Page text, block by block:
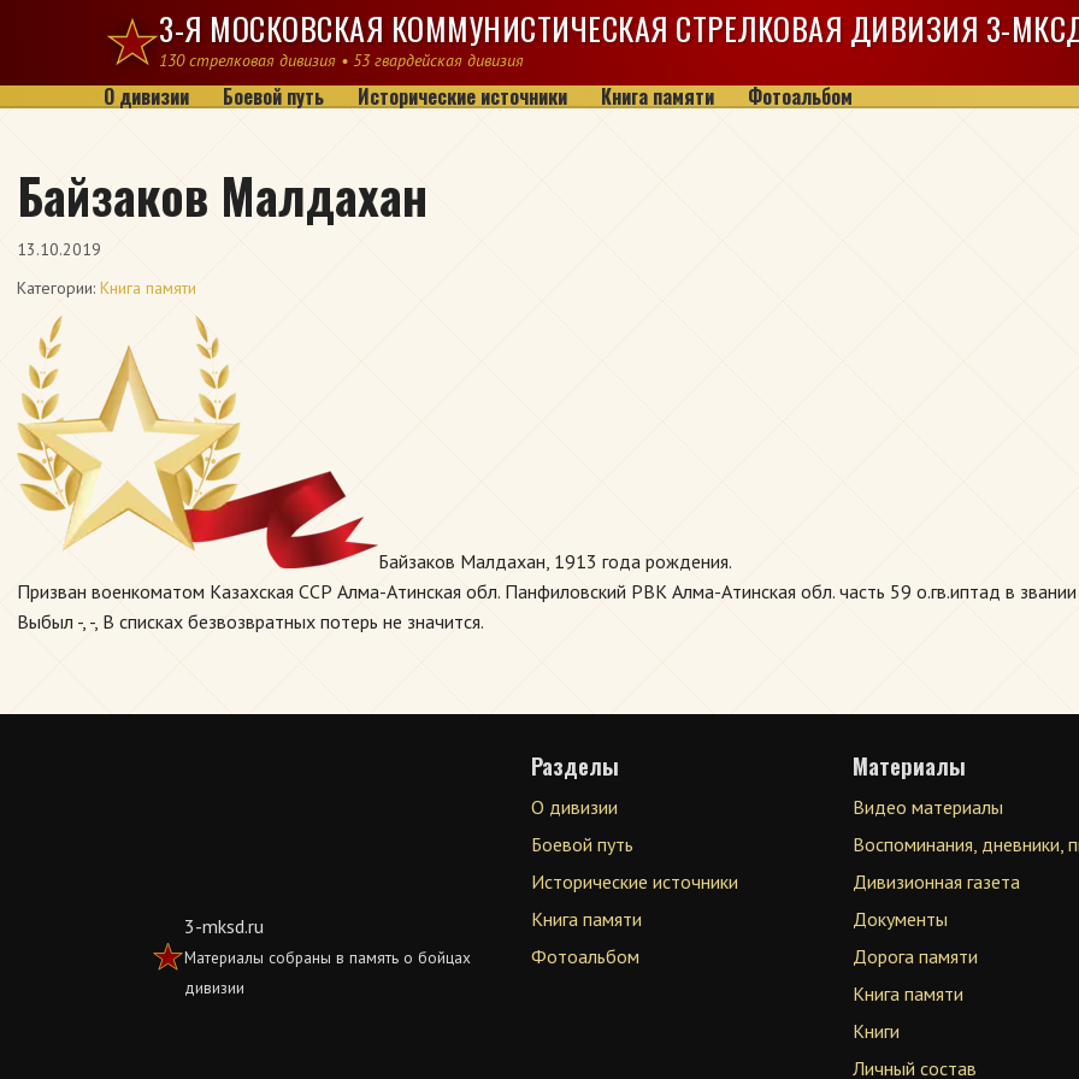
Перейти к содержимому3-Я МОСКОВСКАЯ КОММУНИСТИЧЕСКАЯ СТРЕЛКОВАЯ ДИВИЗИЯ 3-
130 стрелковая дивизия • 53 гвардейская дивизия
О дивизии Боевой путь Исторические источники Книга памяти Фотоальбом
Байзаков Малдахан
13.10.2019
Категории: Книга памяти
Байзаков Малдахан, 1913 года рождения.
Призван военкоматом Казахская ССР Алма-Атинская обл. Панфиловский РВК Алма-Атинская обл. часть 59 о.гв.иптад в звании
Выбыл -, -, В списках безвозвратных потерь не значится.
3-mksd.ru
Материалы собраны в память о бойцах
дивизии
Разделы
О дивизии
Боевой путь
Исторические источники
Книга памяти
Фотоальбом
Материалы
Видео материалы
Воспоминания, дневники,
Дивизионная газета
Документы
Дорога памяти
Книга памяти
Книги
Личный состав